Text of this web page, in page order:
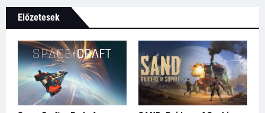
Előzetesek